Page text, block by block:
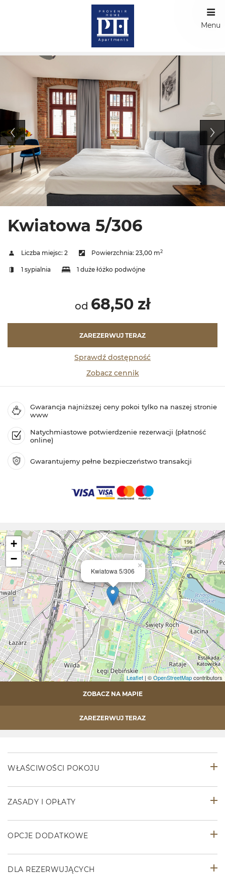
Menu
Kwiatowa 5/306
Liczba miejsc: 2 Powierzchnia: 23,00 m2
1 sypialnia 1 duże łóżko podwójne
od 68,50 zł
ZAREZERWUJ TERAZ
Sprawdź dostępność
Zobacz cennik
Gwarancja najniższej ceny pokoi tylko na naszej stronie
www
Natychmiastowe potwierdzenie rezerwacji (płatność
online)
Gwarantujemy pełne bezpieczeństwo transakcji
Kwiatowa 5/306
×
+
−
Leaflet | ©OpenStreetMapcontributors
ZOBACZ NA MAPIE
ZAREZERWUJ TERAZ
WŁAŚCIWOŚCI POKOJU
ZASADY I OPŁATY
OPCJE DODATKOWE
DLA REZERWUJĄCYCH